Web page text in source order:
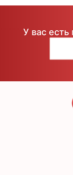
У вас